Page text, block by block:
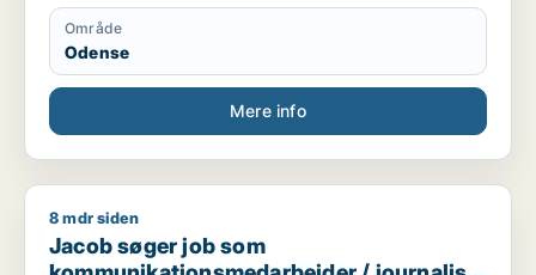
Område
Odense
Mere info
Jacob søger job som kommunikationsmedarbejder /
8 mdr siden
Jacob søger job som